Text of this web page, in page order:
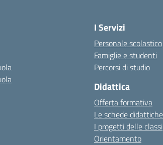
I Servizi
Personale scolastico
Famiglie e studenti
Percorsi di studio
Didattica
Offerta formativa
Le schede didattiche
I progetti delle classi
Orientamento